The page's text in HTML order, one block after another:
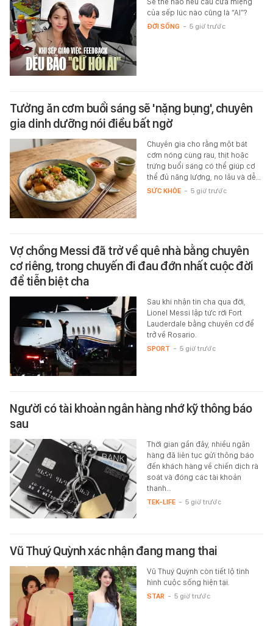
của sếp lúc nào cũng là “AI”?
ĐỜI SỐNG - 5 giờ trước
Tưởng ăn cơm buổi sáng sẽ 'nặng bụng', chuyên
gia dinh dưỡng nói điều bất ngờ
Chuyên gia cho rằng một bát
cơm nóng cùng rau, thịt hoặc
trứng buổi sáng có thể giúp cơ
thể đủ năng lượng, no lâu và dễ…
SỨC KHỎE - 5 giờ trước
Vợ chồng Messi đã trở về quê nhà bằng chuyên
cơ riêng, trong chuyến đi đau đớn nhất cuộc đời
để tiễn biệt cha
Sau khi nhận tin cha qua đời,
Lionel Messi lập tức rời Fort
Lauderdale bằng chuyên cơ để
trở về Rosario.
SPORT - 5 giờ trước
Người có tài khoản ngân hàng nhớ kỹ thông báo
sau
Thời gian gần đây, nhiều ngân
hàng đã liên tục gửi thông báo
đến khách hàng về chiến dịch rà
soát và đóng các tài khoản
thanh…
TEK-LIFE - 5 giờ trước
Vũ Thuý Quỳnh xác nhận đang mang thai
Vũ Thuý Quỳnh còn tiết lộ tình
hình cuộc sống hiện tại.
STAR - 5 giờ trước